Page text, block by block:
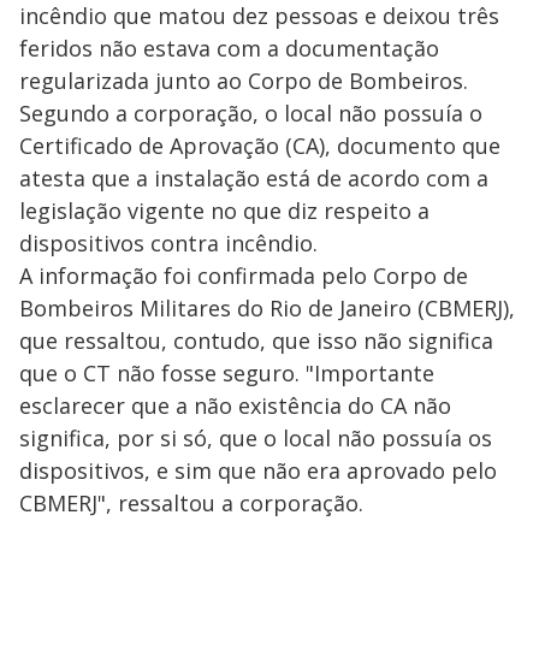
incêndio que matou dez pessoas e deixou três
feridos não estava com a documentação
regularizada junto ao Corpo de Bombeiros.
Segundo a corporação, o local não possuía o
Certificado de Aprovação (CA), documento que
atesta que a instalação está de acordo com a
legislação vigente no que diz respeito a
dispositivos contra incêndio.
A informação foi confirmada pelo Corpo de
Bombeiros Militares do Rio de Janeiro (CBMERJ),
que ressaltou, contudo, que isso não significa
que o CT não fosse seguro. "Importante
esclarecer que a não existência do CA não
significa, por si só, que o local não possuía os
dispositivos, e sim que não era aprovado pelo
CBMERJ", ressaltou a corporação.